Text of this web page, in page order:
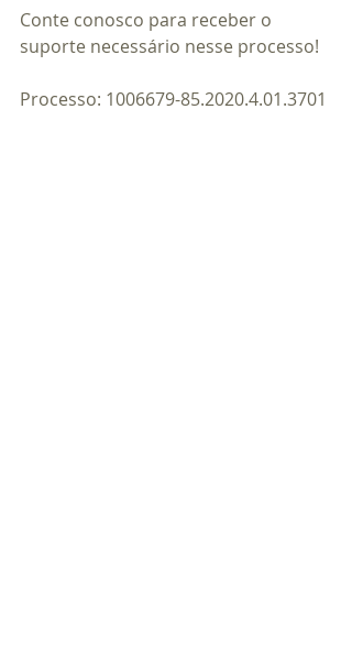
Conte conosco para receber o
suporte necessário nesse processo!
Processo: 1006679-85.2020.4.01.3701